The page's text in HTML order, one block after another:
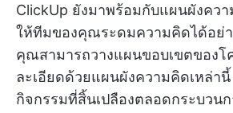
ClickUp ยังมาพร้อมกับแผนผังคว
ให้ทีมของคุณระดมความคิดได้อย่
คุณสามารถวางแผนขอบเขตของโ
ละเอียดด้วยแผนผังความคิดเหล่า
กิจกรรมที่สิ้นเปลืองตลอดกระบวนก